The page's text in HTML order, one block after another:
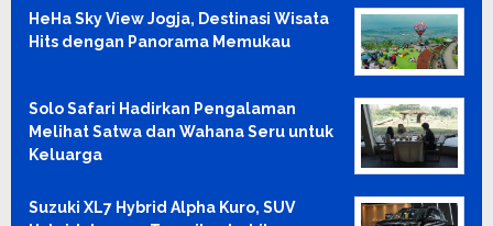
HeHa Sky View Jogja, Destinasi Wisata
Hits dengan Panorama Memukau
Solo Safari Hadirkan Pengalaman
Melihat Satwa dan Wahana Seru untuk
Keluarga
Suzuki XL7 Hybrid Alpha Kuro, SUV